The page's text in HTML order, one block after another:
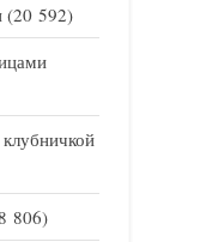
(20 592)
806)